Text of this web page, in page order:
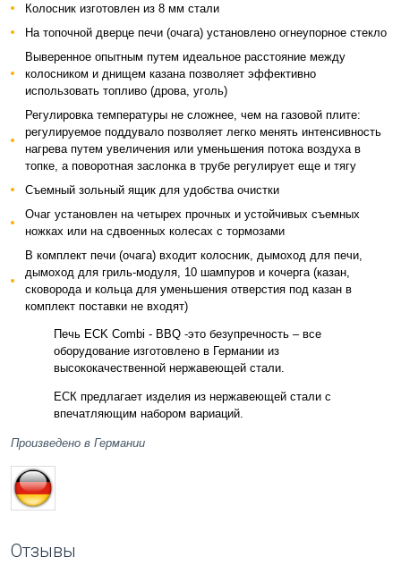
Колосник изготовлен из 8 мм стали
На топочной дверце печи (очага) установлено огнеупорное стекло
Выверенное опытным путем идеальное расстояние между
колосником и днищем казана позволяет эффективно
использовать топливо (дрова, уголь)
Регулировка температуры не сложнее, чем на газовой плите:
регулируемое поддувало позволяет легко менять интенсивность
нагрева путем увеличения или уменьшения потока воздуха в
топке, а поворотная заслонка в трубе регулирует еще и тягу
Съемный зольный ящик для удобства очистки
Очаг установлен на четырех прочных и устойчивых съемных
ножках или на сдвоенных колесах с тормозами
В комплект печи (очага) входит колосник, дымоход для печи,
дымоход для гриль-модуля, 10 шампуров и кочерга (казан,
сковорода и кольца для уменьшения отверстия под казан в
комплект поставки не входят)
Печь ECK Combi - BBQ -это безупречность – все
оборудование изготовлено в Германии из
высококачественной нержавеющей стали.
ЕСК предлагает изделия из нержавеющей стали с
впечатляющим набором вариаций.
Произведено в Германии
Отзывы